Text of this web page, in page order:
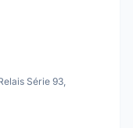
Série 93,